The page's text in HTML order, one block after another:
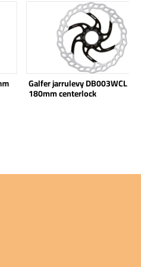
Katso tuote
Galfer jarrulevy DB003WCL
180mm centerlock